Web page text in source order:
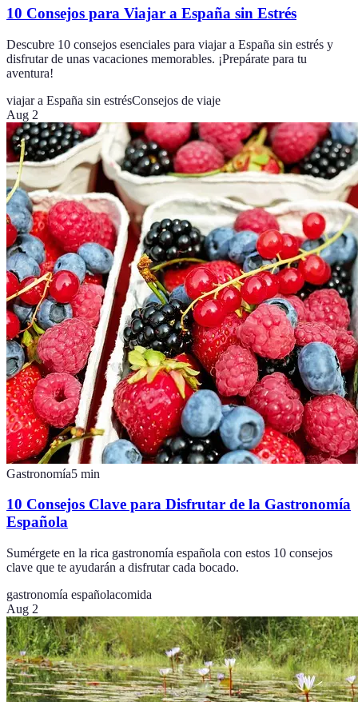
10 Consejos para Viajar a España sin Estrés
Descubre 10 consejos esenciales para viajar a España sin estrés y
disfrutar de unas vacaciones memorables. ¡Prepárate para tu
aventura!
viajar a España sin estrésConsejos de viaje
Aug 2
Gastronomía5 min
10 Consejos Clave para Disfrutar de la Gastronomía
Española
Sumérgete en la rica gastronomía española con estos 10 consejos
clave que te ayudarán a disfrutar cada bocado.
gastronomía españolacomida
Aug 2